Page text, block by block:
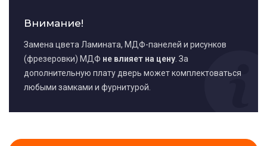
Внимание!
Замена цвета Ламината, МДФ-панелей и рисунков
(фрезеровки) МДФ не влияет на цену . За
дополнительную плату дверь может комплектоваться
любыми замками и фурнитурой.